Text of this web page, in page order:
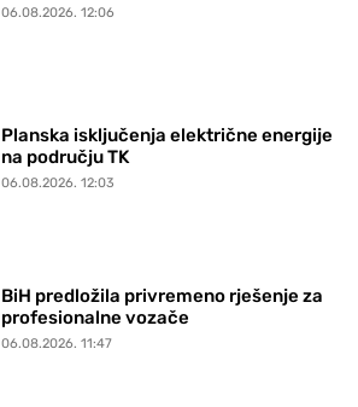
06.08.2026. 12:06
Planska isključenja električne energije
na području TK
06.08.2026. 12:03
BiH predložila privremeno rješenje za
profesionalne vozače
06.08.2026. 11:47